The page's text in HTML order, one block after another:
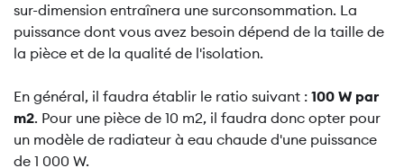
sur-dimension entraînera une surconsommation. La
puissance dont vous avez besoin dépend de la taille de
la pièce et de la qualité de l'isolation.
En général, il faudra établir le ratio suivant : 100 W par
m2. Pour une pièce de 10 m2, il faudra donc opter pour
un modèle de radiateur à eau chaude d'une puissance
de 1 000 W.